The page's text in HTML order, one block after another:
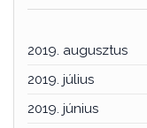
2019. augusztus
2019. július
2019. június